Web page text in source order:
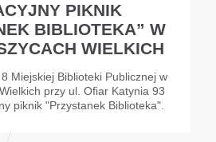
PIKNIK
BIBLIOTEKA” W
WIELKICH
Miejskiej Biblioteki Publicznej w
przy ul. Ofiar Katynia 93
piknik "Przystanek Biblioteka".